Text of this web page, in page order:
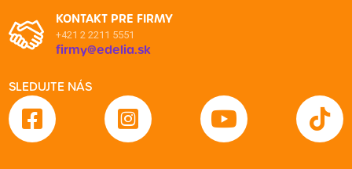
KONTAKT PRE FIRMY
+421 2 2211 5551
firmy@edelia.sk
SLEDUJTE NÁS